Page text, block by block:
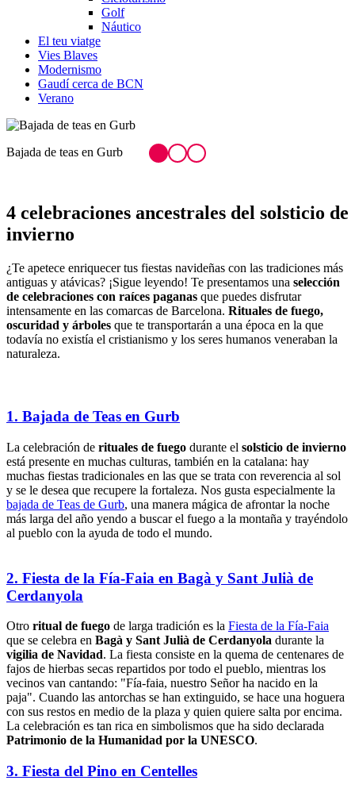
Golf
Náutico
El teu viatge
Vies Blaves
Modernismo
Gaudí cerca de BCN
Verano
Bajada de teas en Gurb
4 celebraciones ancestrales del solsticio de
invierno
¿Te apetece enriquecer tus fiestas navideñas con las tradiciones más
antiguas y atávicas? ¡Sigue leyendo! Te presentamos una selección
de celebraciones con raíces paganas que puedes disfrutar
intensamente en las comarcas de Barcelona. Rituales de fuego,
oscuridad y árboles que te transportarán a una época en la que
todavía no existía el cristianismo y los seres humanos veneraban la
naturaleza.
1. Bajada de Teas en Gurb
La celebración de rituales de fuego durante el solsticio de invierno
está presente en muchas culturas, también en la catalana: hay
muchas fiestas tradicionales en las que se trata con reverencia al sol
y se le desea que recupere la fortaleza. Nos gusta especialmente la
bajada de Teas de Gurb, una manera mágica de afrontar la noche
más larga del año yendo a buscar el fuego a la montaña y trayéndolo
al pueblo con la ayuda de todo el mundo.
2. Fiesta de la Fía-Faia en Bagà y Sant Julià de
Cerdanyola
Otro ritual de fuego de larga tradición es la Fiesta de la Fía-Faia
que se celebra en Bagà y Sant Julià de Cerdanyola durante la
vigilia de Navidad. La fiesta consiste en la quema de centenares de
fajos de hierbas secas repartidos por todo el pueblo, mientras los
vecinos van cantando: "Fía-faia, nuestro Señor ha nacido en la
paja". Cuando las antorchas se han extinguido, se hace una hoguera
con sus restos en medio de la plaza y quien quiere salta por encima.
La celebración es tan rica en simbolismos que ha sido declarada
Patrimonio de la Humanidad por la UNESCO.
3. Fiesta del Pino en Centelles